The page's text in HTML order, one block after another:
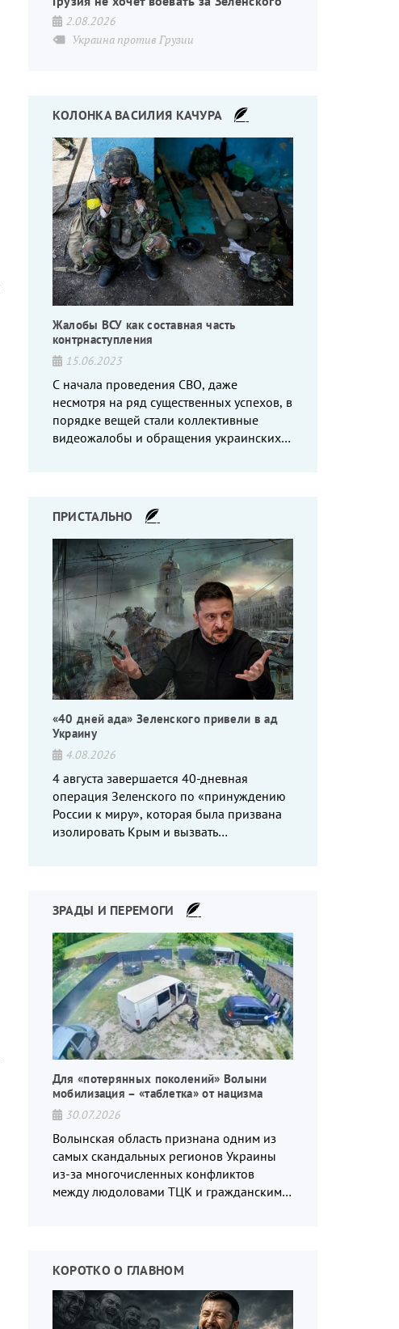
2.08.2026
Украина против Грузии
КОЛОНКА ВАСИЛИЯ КАЧУРА
Жалобы ВСУ как составная часть
контрнаступления
15.06.2023
С начала проведения СВО, даже
несмотря на ряд существенных успехов, в
порядке вещей стали коллективные
видеожалобы и обращения украинских
ПРИСТАЛЬНО
«40 дней ада» Зеленского привели в ад
Украину
4.08.2026
4 августа завершается 40-дневная
операция Зеленского по «принуждению
России к миру», которая была призвана
изолировать Крым и вызвать
ЗРАДЫ И ПЕРЕМОГИ
Для «потерянных поколений» Волыни
мобилизация – «таблетка» от нацизма
30.07.2026
Волынская область признана одним из
самых скандальных регионов Украины
из-за многочисленных конфликтов
между людоловами ТЦК и гражданским
КОРОТКО О ГЛАВНОМ